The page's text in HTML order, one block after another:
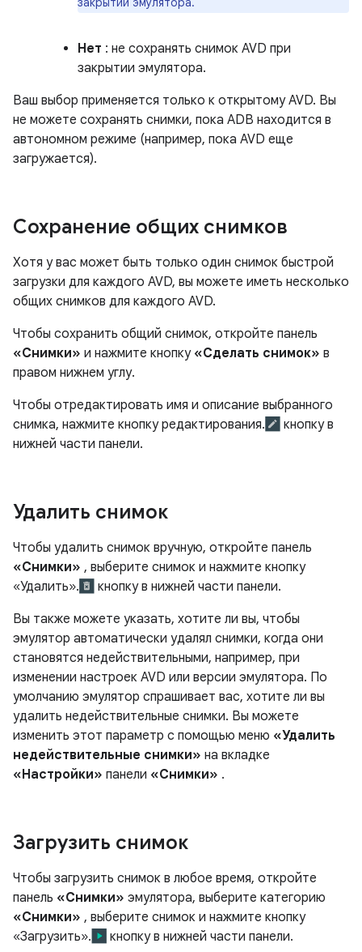
Нет : не сохранять снимок AVD при
закрытии эмулятора.
Ваш выбор применяется только к открытому AVD. Вы
не можете сохранять снимки, пока ADB находится в
автономном режиме (например, пока AVD еще
загружается).
Сохранение общих снимков
Хотя у вас может быть только один снимок быстрой
загрузки для каждого AVD, вы можете иметь несколько
общих снимков для каждого AVD.
Чтобы сохранить общий снимок, откройте панель
«Снимки» и нажмите кнопку «Сделать снимок» в
правом нижнем углу.
Чтобы отредактировать имя и описание выбранного
снимка, нажмите кнопку редактирования.
кнопку в
нижней части панели.
Удалить снимок
Чтобы удалить снимок вручную, откройте панель
«Снимки» , выберите снимок и нажмите кнопку
«Удалить».
кнопку в нижней части панели.
Вы также можете указать, хотите ли вы, чтобы
эмулятор автоматически удалял снимки, когда они
становятся недействительными, например, при
изменении настроек AVD или версии эмулятора. По
умолчанию эмулятор спрашивает вас, хотите ли вы
удалить недействительные снимки. Вы можете
изменить этот параметр с помощью меню «Удалить
недействительные снимки» на вкладке
«Настройки» панели «Снимки» .
Загрузить снимок
Чтобы загрузить снимок в любое время, откройте
панель «Снимки» эмулятора, выберите категорию
«Снимки» , выберите снимок и нажмите кнопку
«Загрузить».
кнопку в нижней части панели.